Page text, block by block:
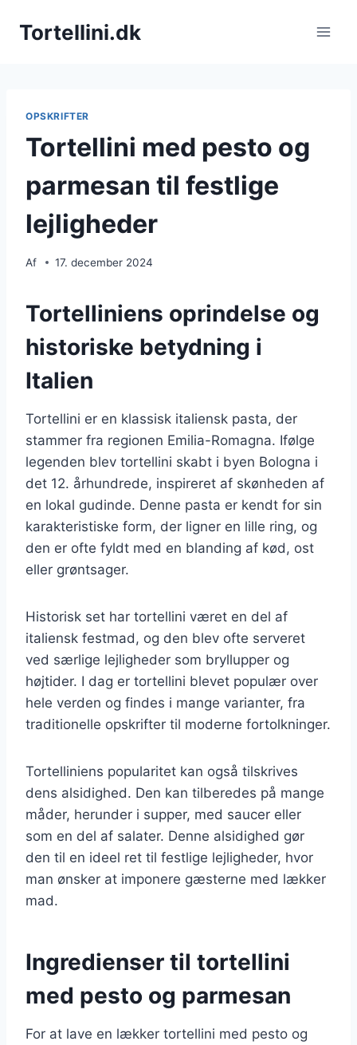
Tortellini.dk
OPSKRIFTER
Tortellini med pesto og
parmesan til festlige
lejligheder
Af 17. december 2024
Tortelliniens oprindelse og
historiske betydning i
Italien
Tortellini er en klassisk italiensk pasta, der
stammer fra regionen Emilia-Romagna. Ifølge
legenden blev tortellini skabt i byen Bologna i
det 12. århundrede, inspireret af skønheden af
en lokal gudinde. Denne pasta er kendt for sin
karakteristiske form, der ligner en lille ring, og
den er ofte fyldt med en blanding af kød, ost
eller grøntsager.
Historisk set har tortellini været en del af
italiensk festmad, og den blev ofte serveret
ved særlige lejligheder som bryllupper og
højtider. I dag er tortellini blevet populær over
hele verden og findes i mange varianter, fra
traditionelle opskrifter til moderne fortolkninger.
Tortelliniens popularitet kan også tilskrives
dens alsidighed. Den kan tilberedes på mange
måder, herunder i supper, med saucer eller
som en del af salater. Denne alsidighed gør
den til en ideel ret til festlige lejligheder, hvor
man ønsker at imponere gæsterne med lækker
mad.
Ingredienser til tortellini
med pesto og parmesan
For at lave en lækker tortellini med pesto og